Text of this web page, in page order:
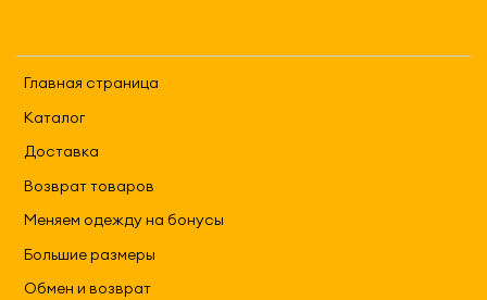
Главная страница
Каталог
Доставка
Возврат товаров
Меняем одежду на бонусы
Большие размеры
Обмен и возврат